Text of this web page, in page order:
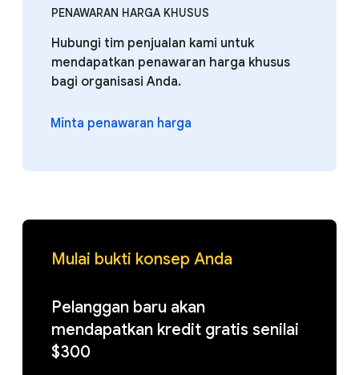
PENAWARAN HARGA KHUSUS
Hubungi tim penjualan kami untuk
mendapatkan penawaran harga khusus
bagi organisasi Anda.
Minta penawaran harga
Mulai bukti konsep Anda
Pelanggan baru akan
mendapatkan kredit gratis senilai
$300